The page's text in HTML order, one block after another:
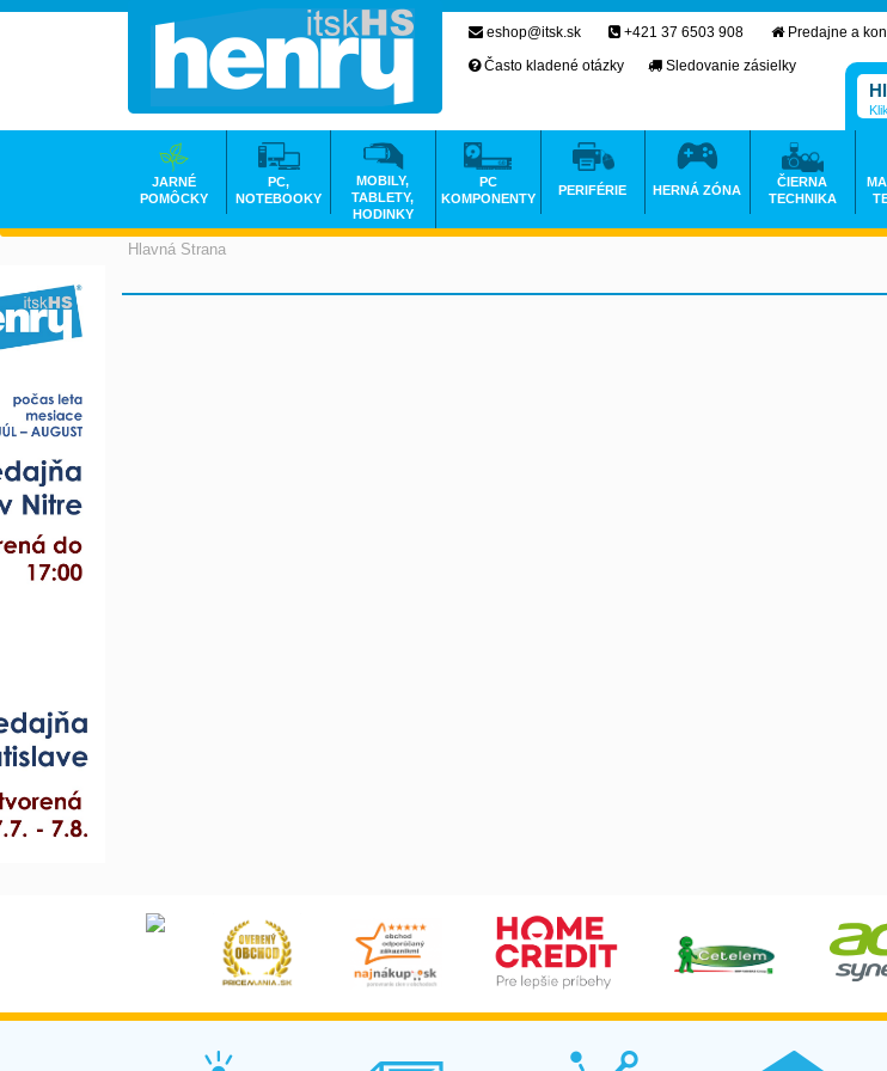
Hlavná Strana
eshop@itsk.sk +421 37 6503 908
Predajne a
Často kladené otázky
Sledovanie zásielky
JARNÉ
POMÔCKY
PC,
NOTEBOOKY
MOBILY,
TABLETY,
HODINKY
PC
KOMPONENTY
PERIFÉRIE HERNÁ ZÓNA
ČIERNA
TECHNIKA